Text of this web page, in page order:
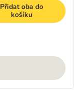
Přidat oba do
košíku